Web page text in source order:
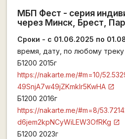
МБП Фест - серия
через Минск, Брест,
Сроки - с 01.06.2025 по
время, дату, по любому
Б1200 2015г
https://nakarte.me/#m=10/
49SnjA7w49jZKmkIr5KwHA
Б1200 2016г
https://nakarte.me/#m=8/
d6jem2kpNCyWiLEW3OfRKg
Б1200 2023г